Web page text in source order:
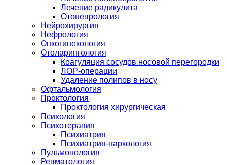
Лечение радикулита
Отоневрология
Нейрохирургия
Нефрология
Онкогинекология
Отоларингология
Коагуляция сосудов носовой перегородки
ЛОР-операции
Удаление полипов в носу
Офтальмология
Проктология
Проктология хирургическая
Психология
Психотерапия
Психиатрия
Психиатрия-наркология
Пульмонология
Ревматология